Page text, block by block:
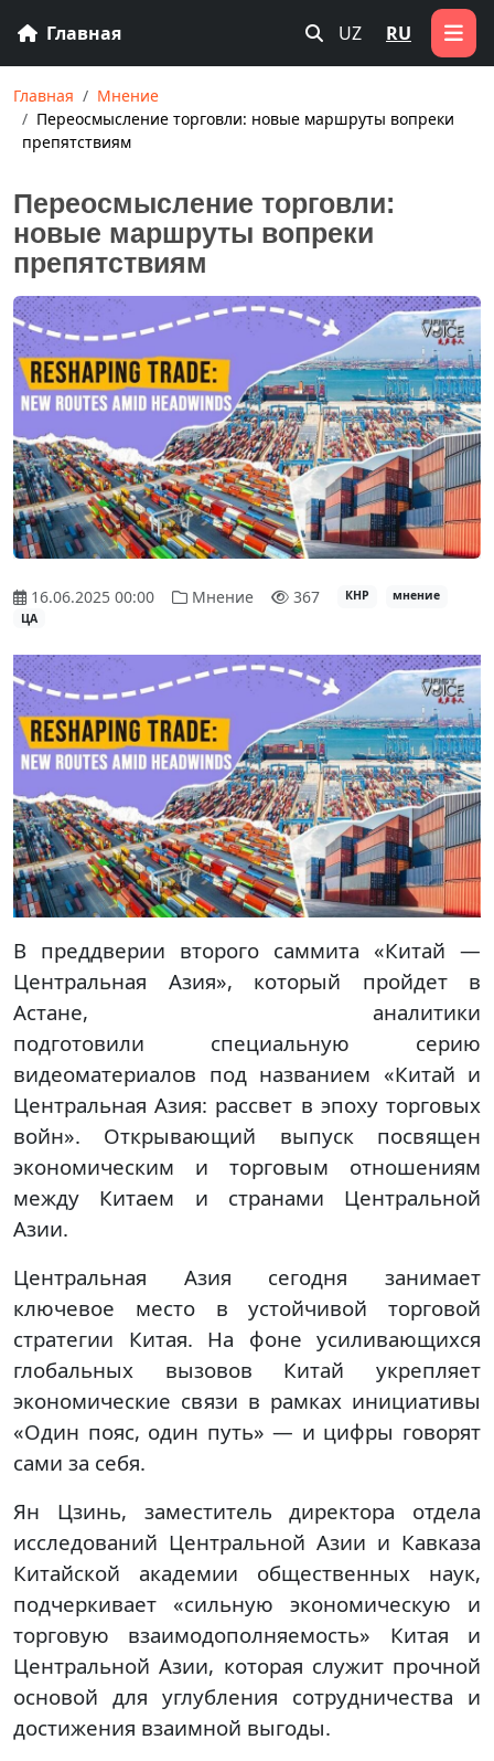
Главная UZ RU
Главная
Мнение
Переосмысление торговли: новые маршруты вопреки
препятствиям
Переосмысление торговли:
новые маршруты вопреки
препятствиям
16.06.2025 00:00 Мнение 367 КНР
мнение
ЦА
В преддверии второго саммита «Китай —
Центральная Азия», который пройдет в
Астане, аналитики
подготовили специальную серию
видеоматериалов под названием «Китай и
Центральная Азия: рассвет в эпоху торговых
войн». Открывающий выпуск посвящен
экономическим и торговым отношениям
между Китаем и странами Центральной
Азии.
Центральная Азия сегодня занимает
ключевое место в устойчивой торговой
стратегии Китая. На фоне усиливающихся
глобальных вызовов Китай укрепляет
экономические связи в рамках инициативы
«Один пояс, один путь» — и цифры говорят
сами за себя.
Ян Цзинь, заместитель директора отдела
исследований Центральной Азии и Кавказа
Китайской академии общественных наук,
подчеркивает «сильную экономическую и
торговую взаимодополняемость» Китая и
Центральной Азии, которая служит прочной
основой для углубления сотрудничества и
достижения взаимной выгоды.